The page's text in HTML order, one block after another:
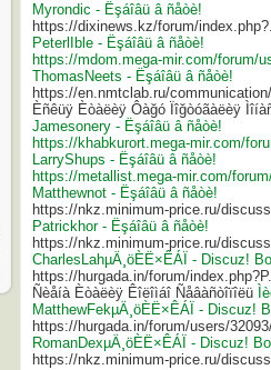
Myrondic - Ëşáîâü â ñåòè!
https://dixinews.kz/forum/
PeterlIble - Ëşáîâü â ñåòè!
https://mdom.mega-mir.com/forum/
ThomasNeets - Ëşáîâü â ñåòè!
https://en.nmtclab.ru/
Èñêüÿ Èòàëèÿ Ôàğó Ïîğòóãàëèÿ
Jamesonery - Ëşáîâü â ñåòè!
https://khabkurort.mega-mir.com/
LarryShups - Ëşáîâü â ñåòè!
https://metallist.mega-mir.com/
Matthewnot - Ëşáîâü â ñåòè!
https://nkz.minimum-price.ru/
Patrickhor - Ëşáîâü â ñåòè!
https://nkz.minimum-price.ru/
CharlesLahµÄ¸öÈË×ÊÁÏ - Discuz!
https://hurgada.in/forum/
Ñèåíà Èòàëèÿ Êîëîìáî Ñåâàñòîïîëü
MatthewFekµÄ¸öÈË×ÊÁÏ - Discuz!
https://hurgada.in/forum/users/
RomanDexµÄ¸öÈË×ÊÁÏ - Discuz!
https://nkz.minimum-price.ru/